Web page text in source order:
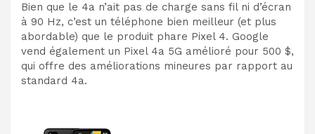
Bien que le 4a n’ait pas de charge sans fil ni d’écran
à 90 Hz, c’est un téléphone bien meilleur (et plus
abordable) que le produit phare Pixel 4. Google
vend également un Pixel 4a 5G amélioré pour 500 $,
qui offre des améliorations mineures par rapport au
standard 4a.